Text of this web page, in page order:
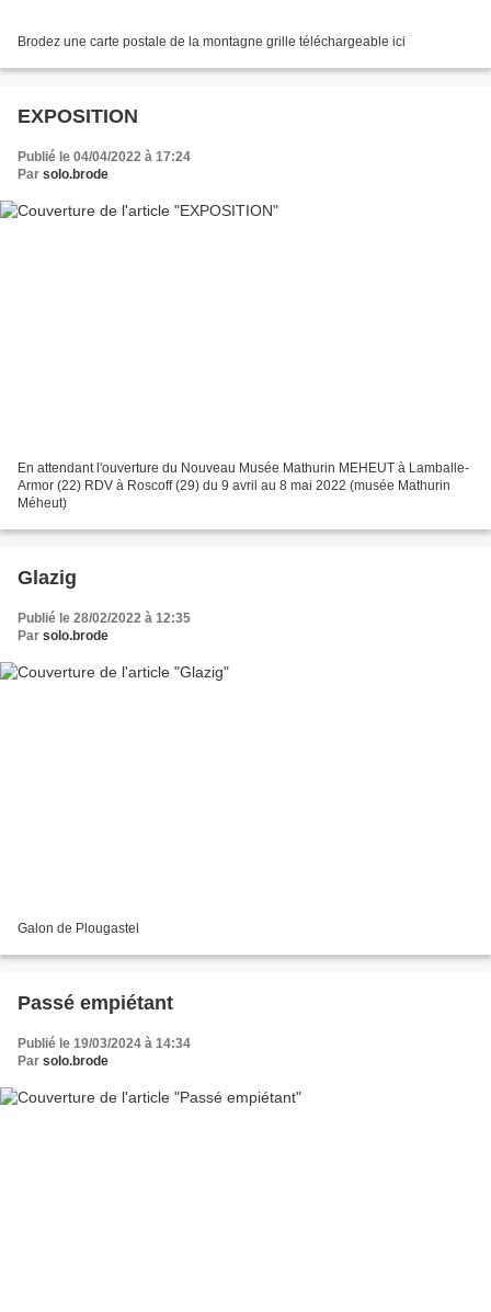
Brodez une carte postale de la montagne grille téléchargeable ici
EXPOSITION
Publié le 04/04/2022 à 17:24
Par solo.brode
En attendant l'ouverture du Nouveau Musée Mathurin MEHEUT à Lamballe-
Armor (22) RDV à Roscoff (29) du 9 avril au 8 mai 2022 (musée Mathurin
Méheut)
Glazig
Publié le 28/02/2022 à 12:35
Par solo.brode
Galon de Plougastel
Passé empiétant
Publié le 19/03/2024 à 14:34
Par solo.brode